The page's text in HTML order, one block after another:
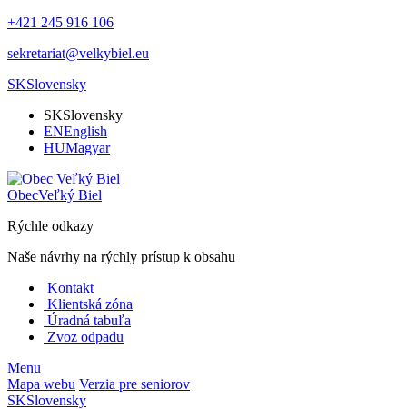
+421 245 916 106
sekretariat@velkybiel.eu
SKSlovensky
SKSlovensky
ENEnglish
HUMagyar
ObecVeľký Biel
Rýchle odkazy
Naše návrhy na rýchly prístup k obsahu
Kontakt
Klientská zóna
Úradná tabuľa
Zvoz odpadu
Menu
Mapa webu Verzia pre seniorov
SKSlovensky